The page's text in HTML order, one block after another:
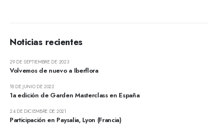
Noticias recientes
Volvemos de nuevo a Iberflora
29 DE SEPTIEMBRE DE 2023
1a edición de Garden Masterclass en España
18 DE JUNIO DE 2022
Participación en Paysalia, Lyon (Francia)
24 DE DICIEMBRE DE 2021